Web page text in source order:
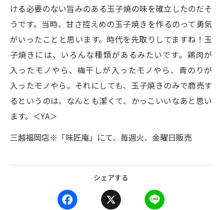
ける必要のない旨みのある玉子焼の味を確立したのだそ
うです。当時、甘さ控えめの玉子焼きを作るのって勇気
がいったことと思います。時代を先取りしてますね！玉
子焼きには、いろんな種類があるみたいです。鶏肉が
入ったモノやら、梅干しが入ったモノやら、青のりが
入ったモノやら。それにしても、玉子焼きのみで商売す
るというのは、なんとも潔くて、かっこいいなあと思い
ます。＜YA＞
三越福岡店※「味匠庵」にて、毎週火、金曜日販売
シェアする